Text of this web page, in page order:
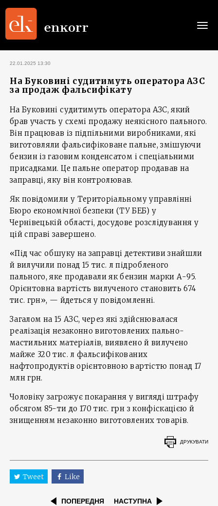
22.01.2025 13:30
На Буковині судитимуть оператора АЗС
за продаж фальсифікату
На Буковині судитимуть оператора АЗС, який
брав участь у схемі продажу неякісного пального.
Він працював із підпільними виробниками, які
виготовляли фальсифіковане пальне, змішуючи
бензин із газовим конденсатом і спеціальними
присадками. Це пальне оператор продавав на
заправці, яку він контролював.
Як повідомили у Територіальному управлінні
Бюро економічної безпеки (ТУ БЕБ) у
Чернівецькій області, досудове розслідування у
цій справі завершено.
«Під час обшуку на заправці детективи знайшли
й вилучили понад 15 тис. л підробленого
пального, яке продавали як бензин марки А-95.
Орієнтовна вартість вилученого становить 674
тис. грн», — йдеться у повідомленні.
Загалом на 15 АЗС, через які здійснювалася
реалізація незаконно виготовлених пально-
мастильних матеріалів, виявлено й вилучено
майже 320 тис. л фальсифікованих
нафтопродуктів орієнтовною вартістю понад 17
млн грн.
Чоловіку загрожує покарання у вигляді штрафу
обсягом 85-ти до 170 тис. грн з конфіскацією й
знищенням незаконно виготовлених товарів.
ДРУКУВАТИ
Tweet Like
ПОПЕРЕДНЯ НАСТУПНА